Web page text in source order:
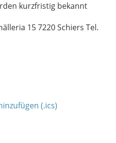
kurzfristig bekannt
15 7220 Schiers Tel.
(.ics)